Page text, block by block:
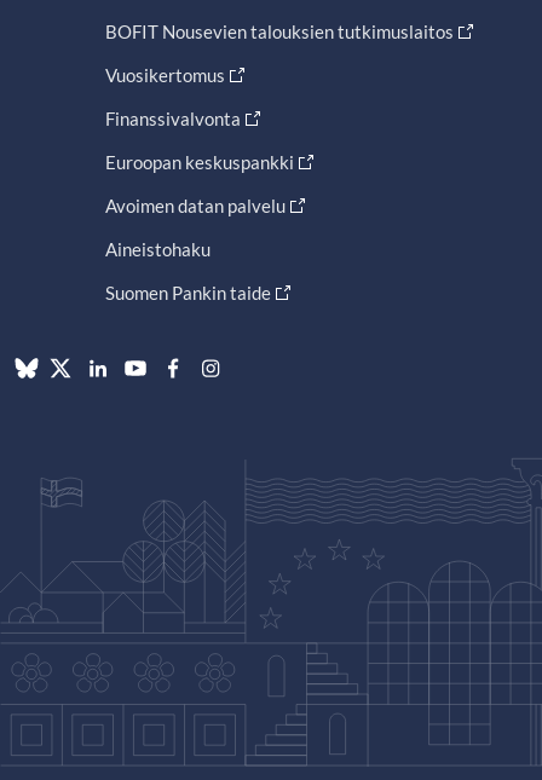
BOFIT Nousevien talouksien tutkimuslaitos
Vuosikertomus
Finanssivalvonta
Euroopan keskuspankki
Avoimen datan palvelu
Aineistohaku
Suomen Pankin taide